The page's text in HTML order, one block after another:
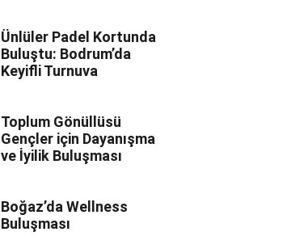
Ünlüler Padel Kortunda
Buluştu: Bodrum’da
Keyifli Turnuva
Toplum Gönüllüsü
Gençler için Dayanışma
ve İyilik Buluşması
Boğaz’da Wellness
Buluşması